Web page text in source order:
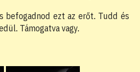
befogadnod ezt az erőt. Tudd és
Támogatva vagy.